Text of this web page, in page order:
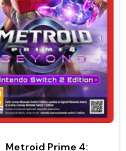
Metroid Prime 4: